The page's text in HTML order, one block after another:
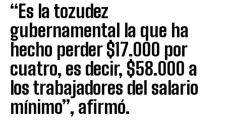
“Es la tozudez
gubernamental la que ha
hecho perder $17.000 por
cuatro, es decir, $58.000 a
los trabajadores del salario
mínimo”, afirmó.